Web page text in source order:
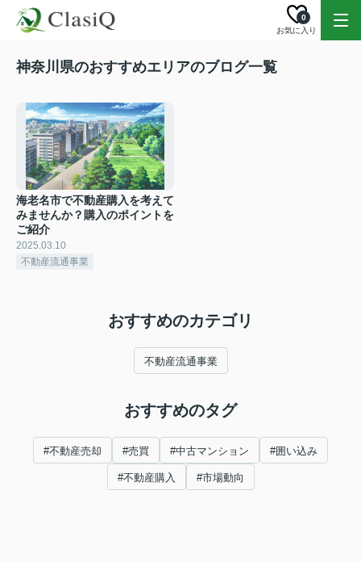
お気に入り
0
神奈川県のおすすめエリアのブログ一覧
海老名市で不動産購入を考えて
みませんか？購入のポイントを
ご紹介
2025.03.10
不動産流通事業
おすすめのカテゴリ
不動産流通事業
おすすめのタグ
#不動産売却 #売買 #中古マンション #囲い込み
#不動産購入 #市場動向